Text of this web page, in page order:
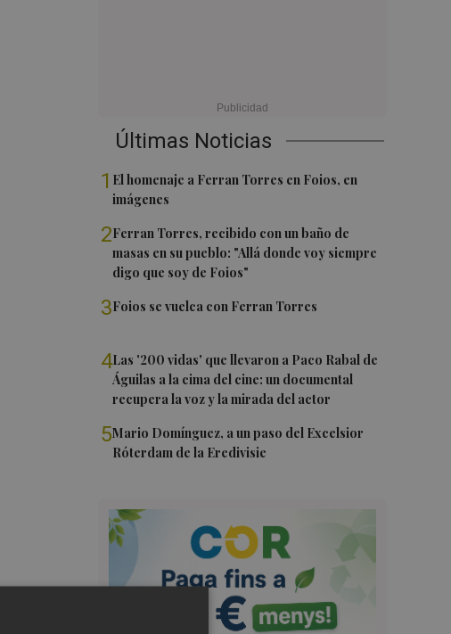
Últimas Noticias
1 El homenaje a Ferran Torres en Foios, en
imágenes
2Ferran Torres, recibido con un baño de
masas en su pueblo: "Allá donde voy siempre
digo que soy de Foios"
3Foios se vuelca con Ferran Torres
4Las '200 vidas' que llevaron a Paco Rabal de
Águilas a la cima del cine: un documental
recupera la voz y la mirada del actor
5Mario Domínguez, a un paso del Excelsior
Róterdam de la Eredivisie